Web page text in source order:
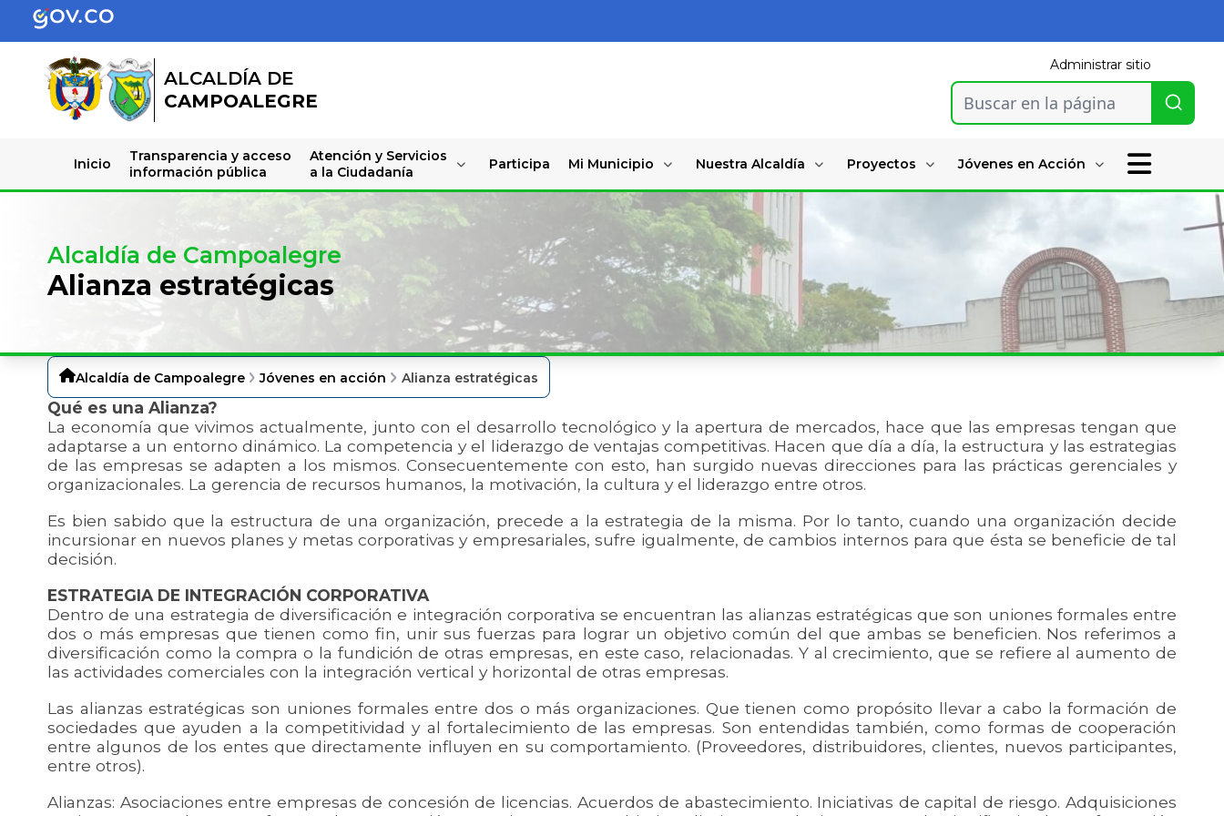
ALCALDÍA DE
CAMPOALEGRE
Administrar sitio
Buscar en la página
Inicio
Transparencia y acceso
información pública
Atención y Servicios
a la Ciudadanía
Participa Mi Municipio Nuestra Alcaldía Proyectos Jóvenes en Acción
Alcaldía de Campoalegre
Alianza estratégicas
Alcaldía de Campoalegre Jóvenes en acción Alianza estratégicas
Qué es una Alianza?
La economía que vivimos actualmente, junto con el desarrollo tecnológico y la apertura de mercados, hace que las empresas tengan que
adaptarse a un entorno dinámico. La competencia y el liderazgo de ventajas competitivas. Hacen que día a día, la estructura y las estrategias
de las empresas se adapten a los mismos. Consecuentemente con esto, han surgido nuevas direcciones para las prácticas gerenciales y
organizacionales. La gerencia de recursos humanos, la motivación, la cultura y el liderazgo entre otros.
Es bien sabido que la estructura de una organización, precede a la estrategia de la misma. Por lo tanto, cuando una organización decide
incursionar en nuevos planes y metas corporativas y empresariales, sufre igualmente, de cambios internos para que ésta se beneficie de tal
decisión.
ESTRATEGIA DE INTEGRACIÓN CORPORATIVA
Dentro de una estrategia de diversificación e integración corporativa se encuentran las alianzas estratégicas que son uniones formales entre
dos o más empresas que tienen como fin, unir sus fuerzas para lograr un objetivo común del que ambas se beneficien. Nos referimos a
diversificación como la compra o la fundición de otras empresas, en este caso, relacionadas. Y al crecimiento, que se refiere al aumento de
las actividades comerciales con la integración vertical y horizontal de otras empresas.
Las alianzas estratégicas son uniones formales entre dos o más organizaciones. Que tienen como propósito llevar a cabo la formación de
sociedades que ayuden a la competitividad y al fortalecimiento de las empresas. Son entendidas también, como formas de cooperación
entre algunos de los entes que directamente influyen en su comportamiento. (Proveedores, distribuidores, clientes, nuevos participantes,
entre otros).
Alianzas: Asociaciones entre empresas de concesión de licencias. Acuerdos de abastecimiento. Iniciativas de capital de riesgo. Adquisiciones